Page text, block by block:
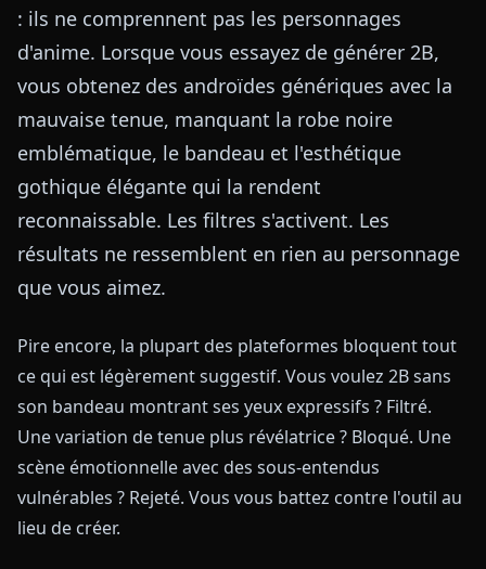
: ils ne comprennent pas les personnages
d'anime. Lorsque vous essayez de générer 2B,
vous obtenez des androïdes génériques avec la
mauvaise tenue, manquant la robe noire
emblématique, le bandeau et l'esthétique
gothique élégante qui la rendent
reconnaissable. Les filtres s'activent. Les
résultats ne ressemblent en rien au personnage
que vous aimez.
Pire encore, la plupart des plateformes bloquent tout
ce qui est légèrement suggestif. Vous voulez 2B sans
son bandeau montrant ses yeux expressifs ? Filtré.
Une variation de tenue plus révélatrice ? Bloqué. Une
scène émotionnelle avec des sous-entendus
vulnérables ? Rejeté. Vous vous battez contre l'outil au
lieu de créer.